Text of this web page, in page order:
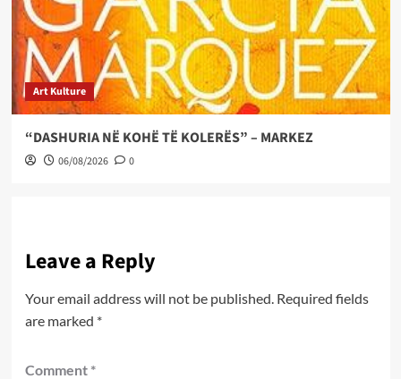
Art Kulture
“DASHURIA NË KOHË TË KOLERËS” – MARKEZ
06/08/2026 0
Leave a Reply
Your email address will not be published. Required fields
are marked *
Comment *